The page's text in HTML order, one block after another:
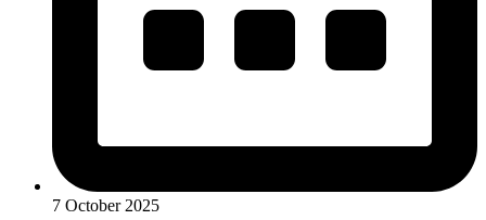
7 October 2025